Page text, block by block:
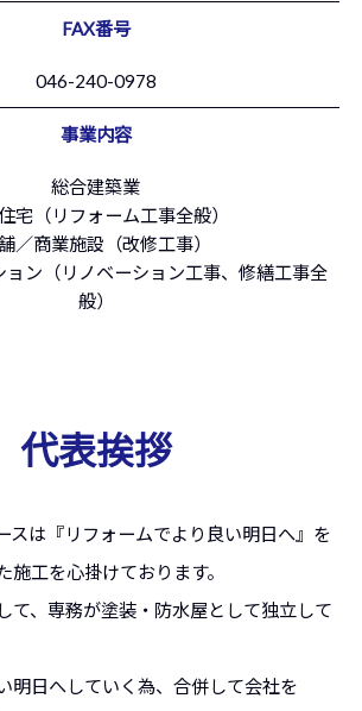
FAX番号
046-240-0978
事業内容
総合建築業
宅（リフォーム工事全般）
／商業施設（改修工事）
ョン（リノベーション工事、修繕工事全
般）
代表挨拶
スは『リフォームでより良い明日へ』を
施工を心掛けております。
、 専務が塗装・防水屋として独立して
明日へしていく 為、 合併して会社を